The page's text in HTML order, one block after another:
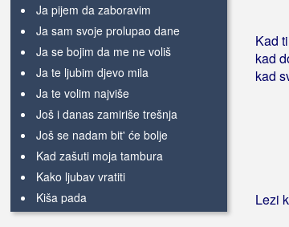
Ja pijem da zaboravim
Ja sam svoje prolupao dane
Ja se bojim da me ne voliš
Ja te ljubim djevo mila
Ja te volim najviše
Još i danas zamiriše trešnja
Još se nadam bit' će bolje
Kad zašuti moja tambura
Kako ljubav vratiti
Kiša pada
Klaruš moj od zlata
Kad
kad
kad
Lezi